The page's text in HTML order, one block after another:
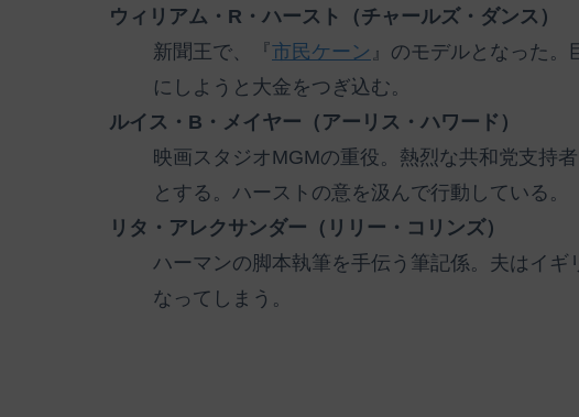
ウィリアム・R・ハースト（チャールズ・ダンス）
新聞王で、『市民ケーン 』のモデルとなった
にしようと大金をつぎ込む。
ルイス・B・メイヤー（アーリス・ハワード）
映画スタジオMGMの重役。熱烈な共和党支持
とする。ハーストの意を汲んで行動している。
リタ・アレクサンダー（リリー・コリンズ）
ハーマンの脚本執筆を手伝う筆記係。夫はイギ
なってしまう。